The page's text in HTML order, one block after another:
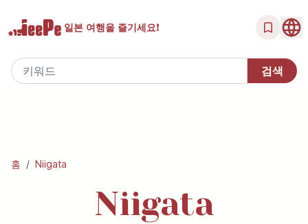
일본 여행을 즐기세요!
홈 / Niigata
Niigata